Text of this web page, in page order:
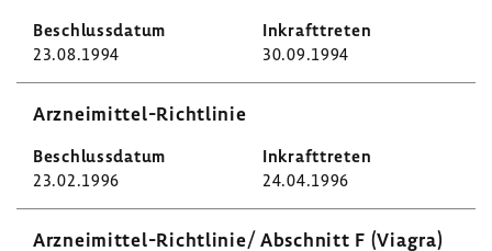
23.08.1994 30.09.1994
Arzneimittel-​Richtlinie
23.02.1996 24.04.1996
Arzneimittel-​Richtlinie/ Abschnitt F (Viagra)